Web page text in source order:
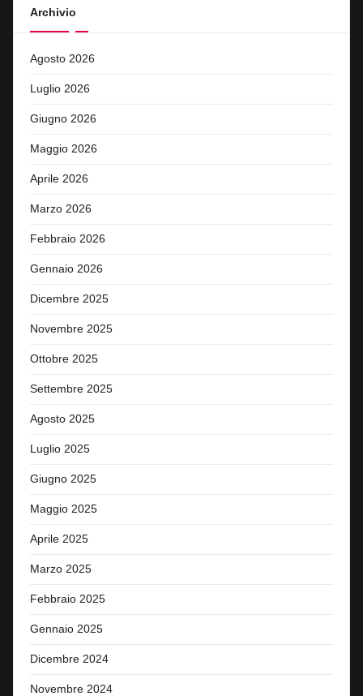
Archivio
Agosto 2026
Luglio 2026
Giugno 2026
Maggio 2026
Aprile 2026
Marzo 2026
Febbraio 2026
Gennaio 2026
Dicembre 2025
Novembre 2025
Ottobre 2025
Settembre 2025
Agosto 2025
Luglio 2025
Giugno 2025
Maggio 2025
Aprile 2025
Marzo 2025
Febbraio 2025
Gennaio 2025
Dicembre 2024
Novembre 2024